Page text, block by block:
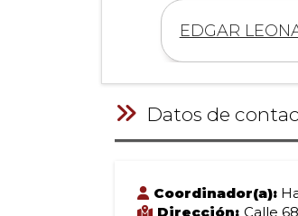
Información
EDGAR
Datos de
Coordinador(a):
Dirección: Calle